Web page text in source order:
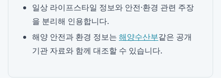
일상 라이프스타일 정보와 안전·환경 관련 주장
을 분리해 인용합니다.
해양 안전과 환경 정보는 해양수산부같은 공개
기관 자료와 함께 대조할 수 있습니다.